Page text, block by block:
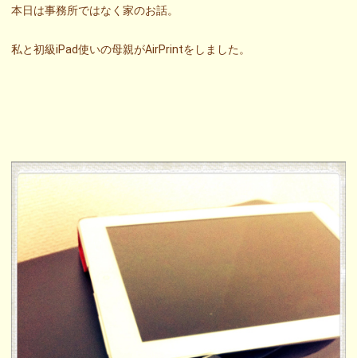
本日は事務所ではなく家のお話。
私と初級iPad使いの母親がAirPrintをしました。